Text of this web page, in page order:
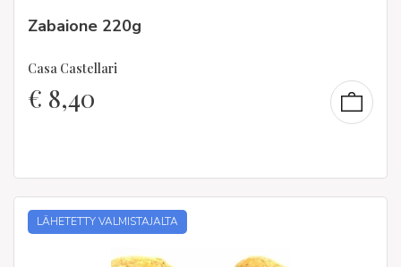
Zabaione 220g
Casa Castellari
€ 8,40
LÄHETETTY VALMISTAJALTA